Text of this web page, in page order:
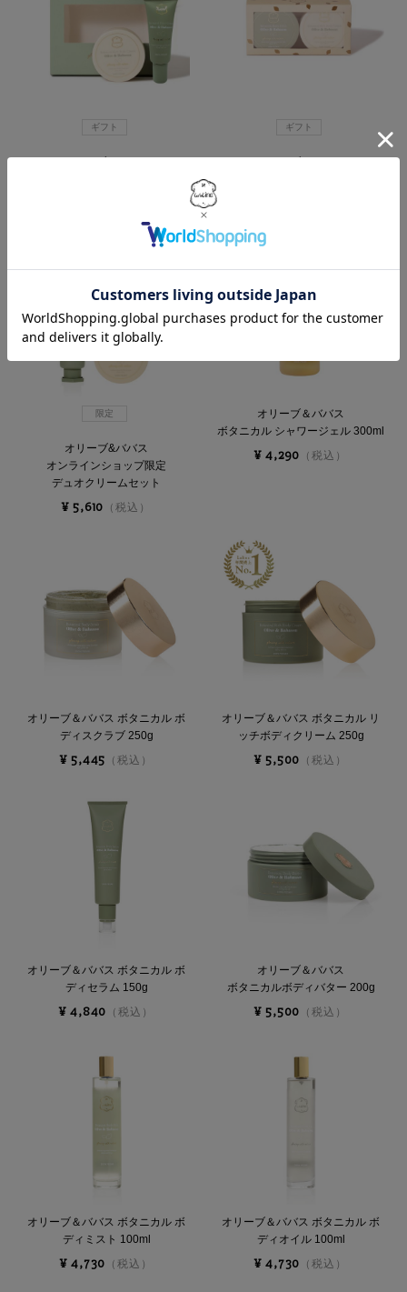
ギフト
オリーブ＆ババス
ギフト
オリーブ＆ババス
限定
オリーブ&ババス
オンラインショップ限定
デュオクリームセット
¥ 5,610 （税込）
オリーブ＆ババス
ボタニカル シャワージェル 300ml
¥ 4,290 （税込）
オリーブ＆ババス ボタニカル ボ
ディスクラブ 250g
¥ 5,445 （税込）
オリーブ＆ババス ボタニカル リ
ッチボディクリーム 250g
¥ 5,500 （税込）
オリーブ＆ババス ボタニカル ボ
ディセラム 150g
¥ 4,840 （税込）
オリーブ＆ババス
ボタニカルボディバター 200g
¥ 5,500 （税込）
オリーブ＆ババス ボタニカル ボ
ディミスト 100ml
¥ 4,730 （税込）
オリーブ＆ババス ボタニカル ボ
ディオイル 100ml
¥ 4,730 （税込）